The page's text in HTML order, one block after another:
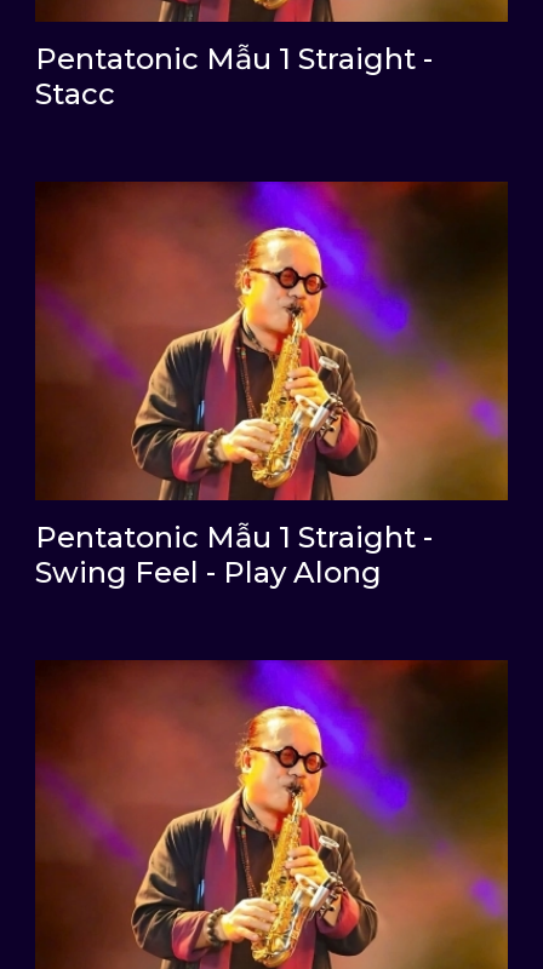
Pentatonic Mẫu 1 Straight -
Stacc
Pentatonic Mẫu 1 Straight -
Swing Feel - Play Along